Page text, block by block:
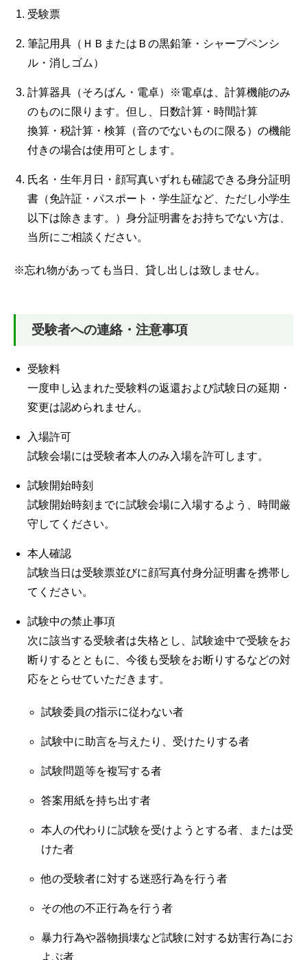
受験票
筆記用具（ＨＢまたはＢの黒鉛筆・シャープペンシ
ル・消しゴム）
計算器具（そろばん・電卓）※電卓は、計算機能のみ
のものに限ります。但し、日数計算・時間計算
換算・税計算・検算（音のでないものに限る）の機能
付きの場合は使用可とします。
氏名・生年月日・顔写真いずれも確認できる身分証明
書（免許証・パスポート・学生証など、ただし小学生
以下は除きます。）身分証明書をお持ちでない方は、
当所にご相談ください。
※忘れ物があっても当日、貸し出しは致しません。
受験者への連絡・注意事項
受験料
一度申し込まれた受験料の返還および試験日の延期・
変更は認められません。
入場許可
試験会場には受験者本人のみ入場を許可します。
試験開始時刻
試験開始時刻までに試験会場に入場するよう、時間厳
守してください。
本人確認
試験当日は受験票並びに顔写真付身分証明書を携帯し
てください。
試験中の禁止事項
次に該当する受験者は失格とし、試験途中で受験をお
断りするとともに、今後も受験をお断りするなどの対
応をとらせていただきます。
試験委員の指示に従わない者
試験中に助言を与えたり、受けたりする者
試験問題等を複写する者
答案用紙を持ち出す者
本人の代わりに試験を受けようとする者、または受
けた者
他の受験者に対する迷惑行為を行う者
その他の不正行為を行う者
暴力行為や器物損壊など試験に対する妨害行為にお
よぶ者